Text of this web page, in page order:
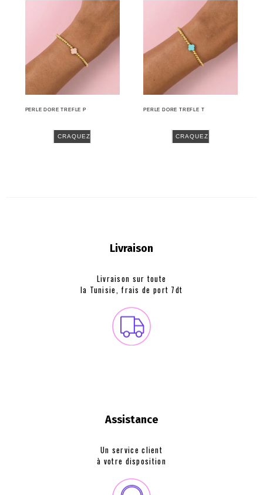
PERLE DORE TREFLE P
CRAQUEZ
PERLE DORE TREFLE T
CRAQUEZ
Livraison
Livraison sur toute
la Tunisie, frais de port 7dt
Assistance
Un service client
à votre disposition